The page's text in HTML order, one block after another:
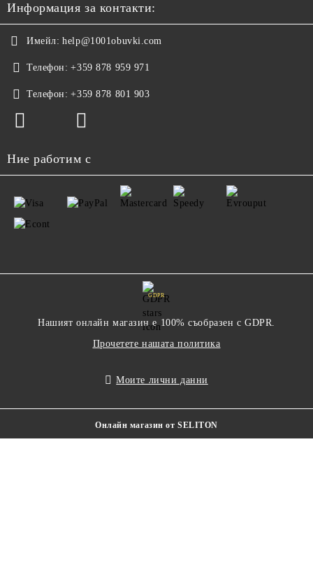
Информация за контакти:
Имейл: help@1001obuvki.com
Телефон: +359 878 959 971
Телефон: +359 878 801 903
Ние работим с
GDPR
Нашият онлайн магазин е 100% съобразен с GDPR.
Прочетете нашата политика
Моите лични данни
Онлайн магазин от SELITON